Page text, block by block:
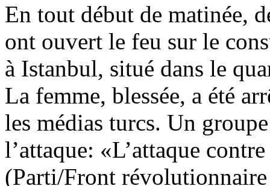
En tout début de matinée,
ont ouvert le feu sur le
à Istanbul, situé dans le
La femme, blessée, a été
les médias turcs. Un
l’attaque: «L’attaque
(Parti/Front